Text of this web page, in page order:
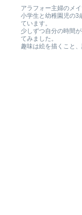
アラフォー主婦のメイ
小学生と幼稚園児の3
ています。
少しずつ自分の時間
てみました。
趣味は絵を描くこと